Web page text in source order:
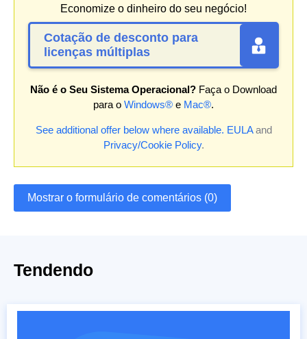
Economize o dinheiro do seu negócio!
Cotação de desconto para
licenças múltiplas
Não é o Seu Sistema Operacional? Faça o Download
para o Windows® e Mac®.
See additional offer below where available. EULAand
Privacy/Cookie Policy.
Mostrar o formulário de comentários (0)
Tendendo